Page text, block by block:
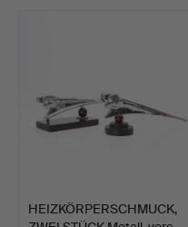
HEIZKÖRPERSCHMUCK,